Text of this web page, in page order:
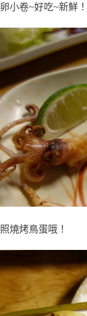
卵小卷~好吃~新鮮！
照燒烤鳥蛋哦！